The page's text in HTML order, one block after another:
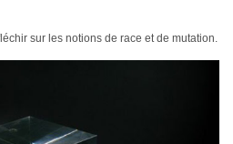
sur les notions de race et de mutation.